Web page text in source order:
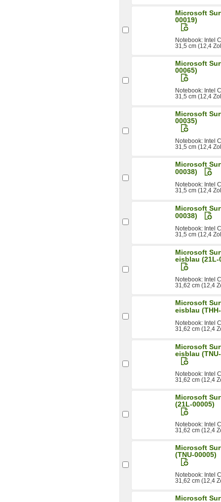
Microsoft
00019)
Notebook: Intel
31,5 cm (12,4
Microsoft
00065)
Notebook: Intel
31,5 cm (12,4
Microsoft
00035)
Notebook: Intel
31,5 cm (12,4
Microsoft
00038)
Notebook: Intel
31,5 cm (12,4
Microsoft
00038)
Notebook: Intel
31,5 cm (12,4
Microsoft
eisblau (21L-
Notebook: Intel
31,62 cm (12,4
Microsoft
eisblau
Notebook: Intel
31,62 cm (12,4
Microsoft
eisblau
Notebook: Intel
31,62 cm (12,4
Microsoft
(21L-00005)
Notebook: Intel
31,62 cm (12,4
Microsoft
(TNU-00005)
Notebook: Intel
31,62 cm (12,4
Microsoft